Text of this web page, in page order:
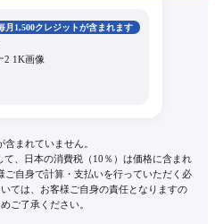
月1,500クレジットが含まれます
2 1K画像
含まれていません。
、日本の消費税（10％）は価格に含まれ
自身で計算・支払いを行っていただく必
ては、お客様ご自身の責任となりますの
ご了承ください。